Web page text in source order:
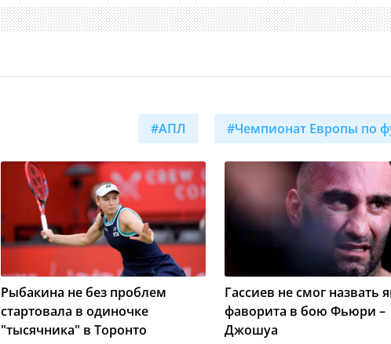
#АПЛ #Чемпионат Европы по
Рыбакина не без проблем
стартовала в одиночке
"тысячника" в Торонто
Гассиев не смог назвать
фаворита в бою Фьюри –
Джошуа